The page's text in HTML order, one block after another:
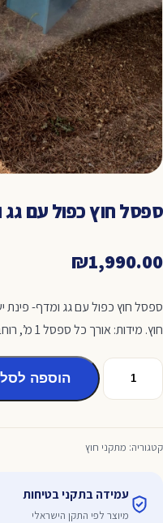
ספסל חוץ כפול עם
₪1,990.00
ספסל חוץ כפול עם גג ומדף-
חוץ. מידות: אורך כל ספסל 1 מ’, רוחב מתקן 80 ס”מ. גובה 1.3
כמות
כפול
ומדף
הוספה לסל
קטגוריה: מתקני חוץ
עמידה בתקני בטיחות
מיוצר לפי התקן הישראלי